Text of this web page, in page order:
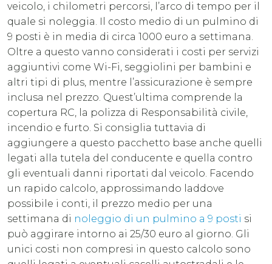
veicolo, i chilometri percorsi, l’arco di tempo per il
quale si noleggia. Il costo medio di un pulmino di
9 posti è in media di circa 1000 euro a settimana.
Oltre a questo vanno considerati i costi per servizi
aggiuntivi come Wi-Fi, seggiolini per bambini e
altri tipi di plus, mentre l’assicurazione è sempre
inclusa nel prezzo. Quest’ultima comprende la
copertura RC, la polizza di Responsabilità civile,
incendio e furto. Si consiglia tuttavia di
aggiungere a questo pacchetto base anche quelli
legati alla tutela del conducente e quella contro
gli eventuali danni riportati dal veicolo. Facendo
un rapido calcolo, approssimando laddove
possibile i conti, il prezzo medio per una
settimana di noleggio di un pulmino a 9 posti si
può aggirare intorno ai 25/30 euro al giorno. Gli
unici costi non compresi in questo calcolo sono